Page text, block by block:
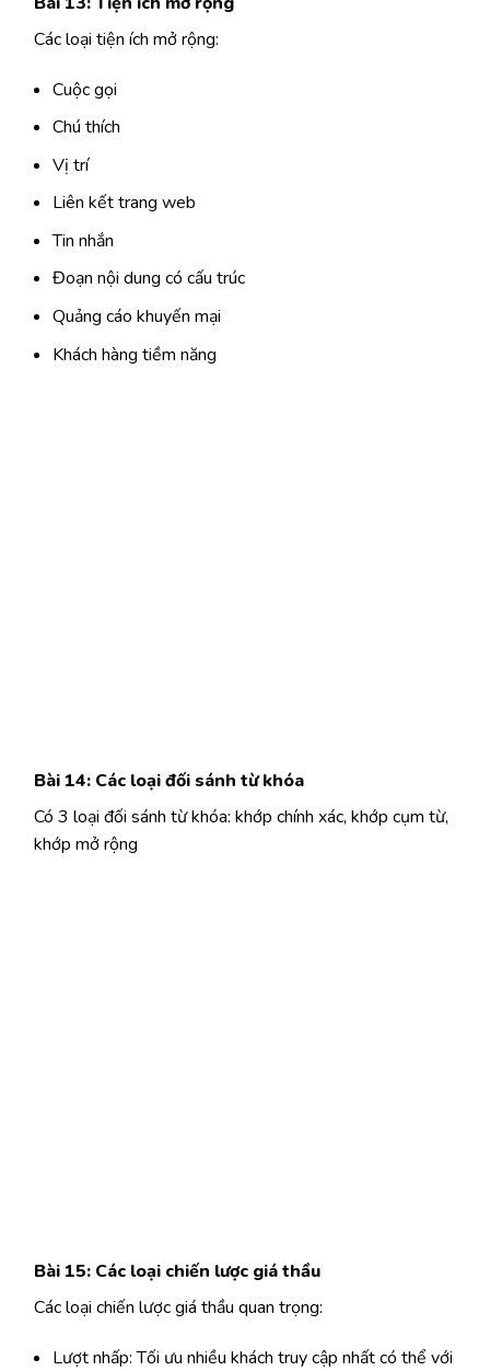
Các loại tiện ích mở rộng:
Cuộc gọi
Chú thích
Vị trí
Liên kết trang web
Tin nhắn
Đoạn nội dung có cấu trúc
Quảng cáo khuyến mại
Khách hàng tiềm năng
Bài 14: Các loại đối sánh từ khóa
Có 3 loại đối sánh từ khóa: khớp chính xác, khớp cụm từ,
khớp mở rộng
Bài 15: Các loại chiến lược giá thầu
Các loại chiến lược giá thầu quan trọng:
Lượt nhấp: Tối ưu nhiều khách truy cập nhất có thể với